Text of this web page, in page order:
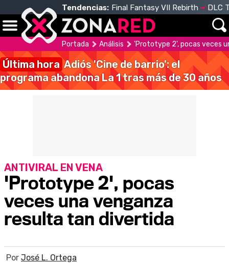
Tendencias: Final Fantasy VII Rebirth DLC
Portada Análisis 'Prototype 2', pocas veces
Última hora Adiós 'Cine de barrio': el
programa abandona La 1 tras más de 30 años
'Prototype 2', pocas
veces una venganza
resulta tan divertida
ANTIVIRAL EN VENA
Por José L. Ortega